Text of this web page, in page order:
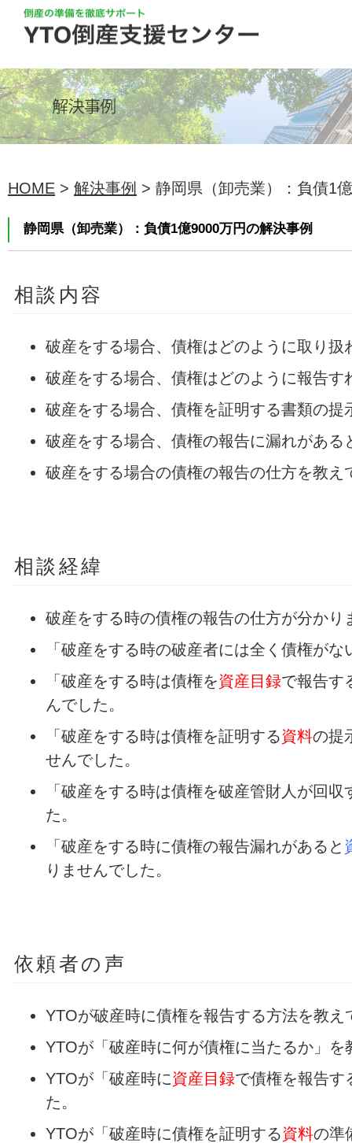
HOME > 解決事例 > 静岡県（卸売業）：負債1
静岡県（卸売業）：負債1億9000万円の解決事例
相談内容
破産をする場合、債権はどのように取り扱
破産をする場合、債権はどのように報告す
破産をする場合、債権を証明する書類の提
破産をする場合、債権の報告に漏れがある
破産をする場合の債権の報告の仕方を教え
相談経緯
破産をする時の債権の報告の仕方が分かり
「破産をする時の破産者には全く債権が
「破産をする時は債権を資産目録で報告す
んでした。
「破産をする時は債権を証明する資料の提
せんでした。
「破産をする時は債権を破産管財人が回
た。
「破産をする時に債権の報告漏れがあると
りませんでした。
依頼者の声
YTOが破産時に債権を報告する方法を教え
YTOが「破産時に何が債権に当たるか」を
YTOが「破産時に資産目録で債権を報告す
た。
YTOが「破産時に債権を証明する資料の準